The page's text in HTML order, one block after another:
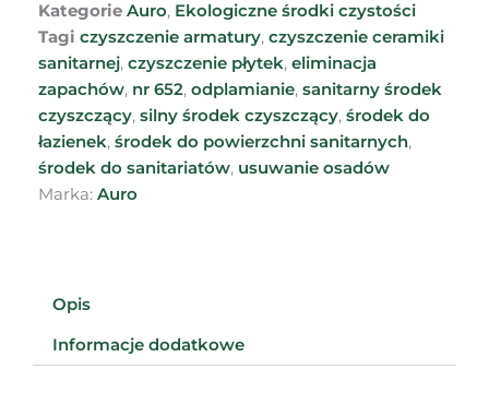
Kategorie Auro, Ekologiczne środki czystości
Tagi czyszczenie armatury, czyszczenie ceramiki
sanitarnej, czyszczenie płytek, eliminacja
zapachów, nr 652, odplamianie, sanitarny środek
czyszczący, silny środek czyszczący, środek do
łazienek, środek do powierzchni sanitarnych,
środek do sanitariatów, usuwanie osadów
Marka: Auro
Opis
Informacje dodatkowe